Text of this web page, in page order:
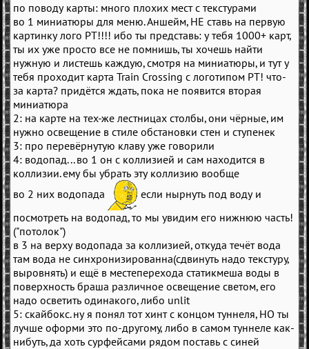
по поводу карты: много плохих мест с текстурами
во 1 миниатюры для меню. Аншейм, НЕ ставь на первую
картинку лого РТ!!!! ибо ты представь: у тебя 1000+ карт,
ты их уже просто все не помнишь, ты хочешь найти
нужную и листешь каждую, смотря на миниатюры, и тут у
тебя проходит карта Train Crossing с логотипом РТ! что-
за карта? придётся ждать, пока не появится вторая
миниатюра
2: на карте на тех-же лестницах столбы, они чёрные, им
нужно освещение в стиле обстановки стен и ступенек
3: про перевёрнутую клаву уже говорили
4: водопад... во 1 он с коллизией и сам находится в
коллизии. ему бы убрать эту коллизию вообще
во 2 них водопада
если нырнуть под воду и
посмотреть на водопад, то мы увидим его нижнюю часть!
("потолок")
в 3 на верху водопада за коллизией, откуда течёт вода
там вода не синхронизированна(сдвинуть надо текстуру,
выровнять) и ещё в местеперехода статикмеша воды в
поверхность браша различное освещение светом, его
надо осветить одинакого, либо unlit
5: скайбокс. ну я понял тот хинт с концом туннеля, НО ты
лучше оформи это по-другому, либо в самом туннеле как-
нибуть, да хоть сурфейсами рядом поставь с синей